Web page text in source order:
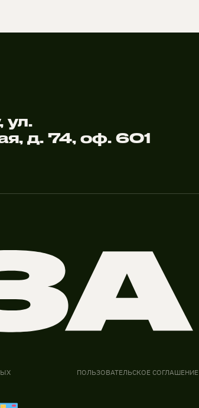
ул.
д. 74, оф. 601
ПОЛЬЗОВАТЕЛЬСКОЕ СОГЛАШЕНИЕ